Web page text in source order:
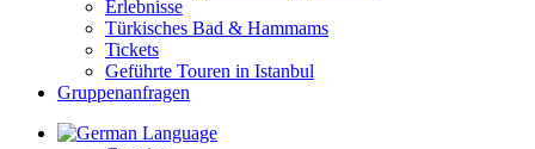
Erlebnisse
Türkisches Bad & Hammams
Tickets
Geführte Touren in Istanbul
Gruppenanfragen
Language